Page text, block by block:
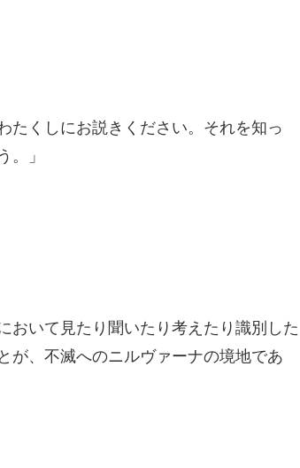
くしにお説きください。それを知っ
。」
いて見たり聞いたり考えたり識別した
が、不滅へのニルヴァーナの境地であ